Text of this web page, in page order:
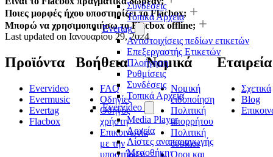
Συνδέσεις
Τοπικά Αρχεία
Evertag
Αντιστοιχίσεις πεδίων ετικετών
Επεξεργαστής Ετικετών
Πλοήγηση
Ρυθμίσεις
Συνδέσεις
Τοπικά Αρχεία
Evervideo
Media Player
Αρχεία
Λίστες αναπαραγωγής
Μεσοθήκη
Ποιες μορφές ήχου υποστηρίζει το Flacbox;
Μπορώ να χρησιμοποιήσω το Flacbox offline;
Last updated on Ιανουαρίου 29, 2024
Προϊόντα
Evervideo
Evermusic
Evertag
Flacbox
Βοήθεια
FAQ
Οδηγίες
Οδηγός
χρήστη
Επικοινωνία
με την
υποστήριξη
Νομικά
Νομική
ειδοποίηση
Πολιτική
απορρήτου
Πολιτική
cookies
Όροι και
Εταιρεία
Σχετικά
Blog